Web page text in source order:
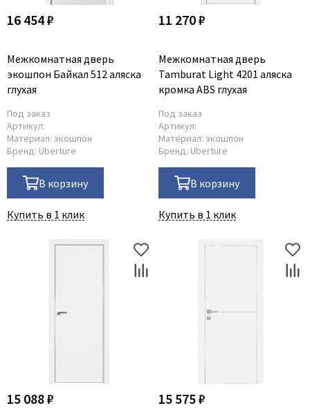
16 454 ₽
Межкомнатная дверь
экошпон Байкал 512 аляска
глухая
Под заказ
Артикул:
Материал: экошпон
Бренд: Uberture
В корзину
Купить в 1 клик
11 270 ₽
Межкомнатная дверь
Tamburat Light 4201 аляска
кромка ABS глухая
Под заказ
Артикул:
Материал: экошпон
Бренд: Uberture
В корзину
Купить в 1 клик
15 088 ₽ 15 575 ₽